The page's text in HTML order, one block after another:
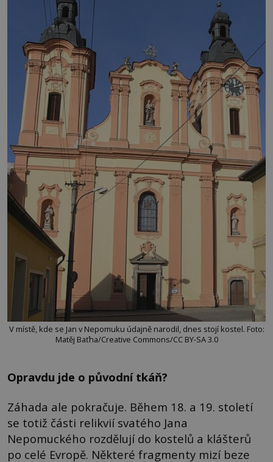
V místě, kde se Jan v Nepomuku údajně narodil, dnes stojí kostel. Foto:
Matěj Baťha/Creative Commons/CC BY-SA 3.0
Opravdu jde o původní tkáň?
Záhada ale pokračuje. Během 18. a 19. století
se totiž části relikvií svatého Jana
Nepomuckého rozdělují do kostelů a klášterů
po celé Evropě. Některé fragmenty mizí beze